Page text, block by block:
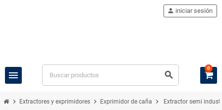
menu search
person iniciar sesión
0
chevron_right Extractores y exprimidores chevron_right Exprimidor de caña chevron_right Extractor semi